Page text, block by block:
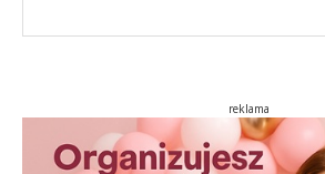
reklama